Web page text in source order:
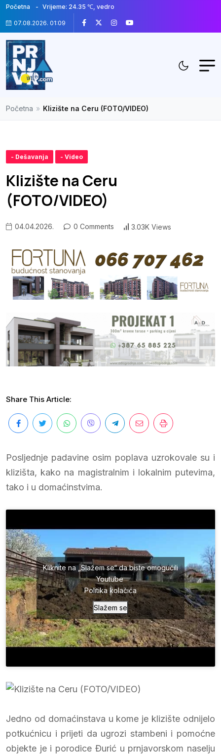
Početna Vrijeme: 24.35 ℃, vedro
07.08.2026. 01:09
Početna » Klizište na Ceru (FOTO/VIDEO)
- Dešavanja - Video
Klizište na Ceru
(FOTO/VIDEO)
04.04.2026. 0 Comments 3.03K Views
Share This Article:
Posljednje padavine osim poplava uzrokovale su i
klizišta, kako na magistralnim i lokalnim putevima,
tako i u domaćinstvima.
Kliknite na „Slažem se“ da biste omogućili
Youtube
Politika kolačića
Slažem se
Jedno od domaćinstava u kome je klizište odnijelo
potkućnicu i prijeti da ugrozi stambeni i pomoćne
objekte je i porodice Đurić u prnjavorskom naselju